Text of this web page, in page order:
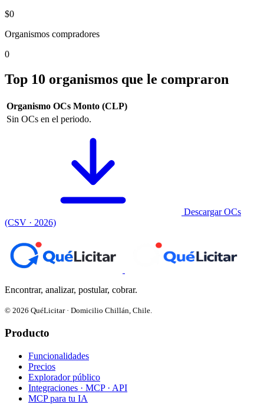
$0
Organismos compradores
0
Top 10 organismos que le compraron
Organismo OCs Monto (CLP)
Sin OCs en el periodo.
Descargar OCs
(CSV · 2026)
Encontrar, analizar, postular, cobrar.
© 2026 QuéLicitar · Domicilio Chillán, Chile.
Producto
Funcionalidades
Precios
Explorador público
Integraciones · MCP · API
MCP para tu IA